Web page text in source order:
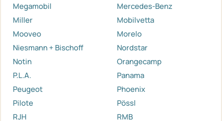
Megamobil
Mercedes-Benz
Miller
Mobilvetta
Mooveo
Morelo
Niesmann + Bischoff
Nordstar
Notin
Orangecamp
P.L.A.
Panama
Peugeot
Phoenix
Pilote
Pössl
RJH
RMB